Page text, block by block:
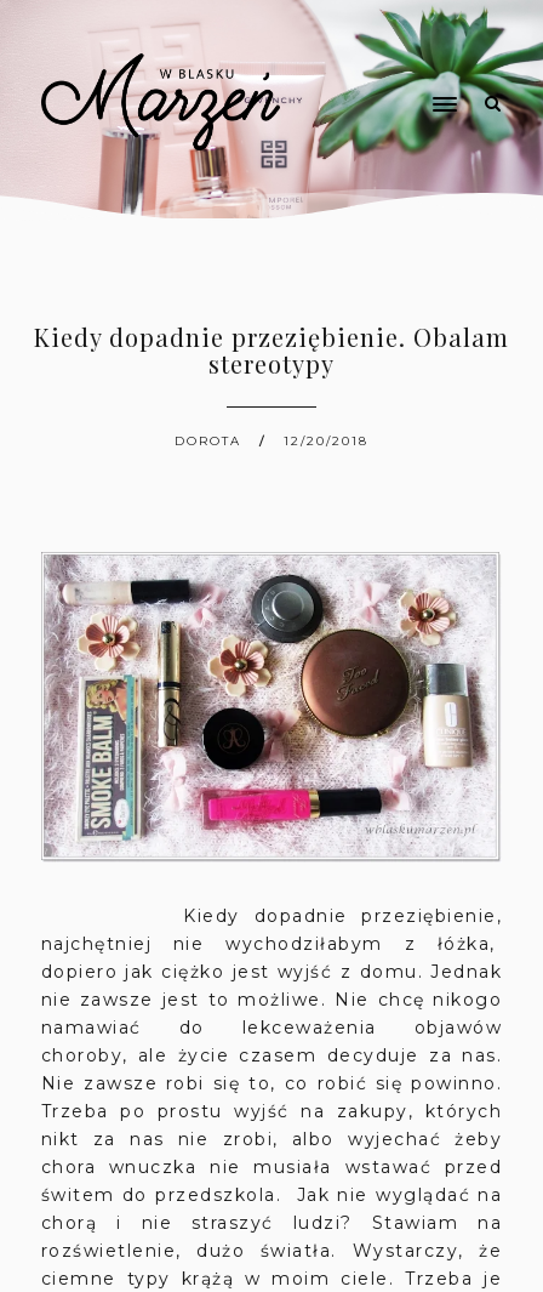
Kiedy dopadnie przeziębienie. Obalam
stereotypy
DOROTA 12/20/2018
Kiedy dopadnie przeziębienie,
najchętniej nie wychodziłabym z łóżka,
dopiero jak ciężko jest wyjść z domu. Jednak
nie zawsze jest to możliwe. Nie chcę nikogo
namawiać do lekceważenia objawów
choroby, ale życie czasem decyduje za nas.
Nie zawsze robi się to, co robić się powinno.
Trzeba po prostu wyjść na zakupy, których
nikt za nas nie zrobi, albo wyjechać żeby
chora wnuczka nie musiała wstawać przed
świtem do przedszkola. Jak nie wyglądać na
chorą i nie straszyć ludzi? Stawiam na
rozświetlenie, dużo światła. Wystarczy, że
ciemne typy krążą w moim ciele. Trzeba je